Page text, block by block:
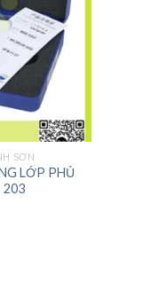
SƠN
LỚP PHỦ
203